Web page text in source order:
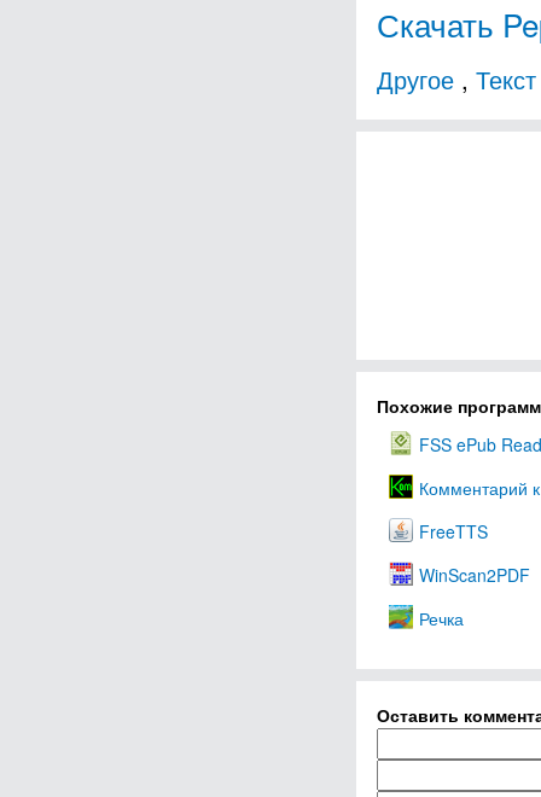
Скачать
Другое , Текст
Похожие
FSS ePub
Комментарий
FreeTTS
WinScan2PDF
Речка
Оставить